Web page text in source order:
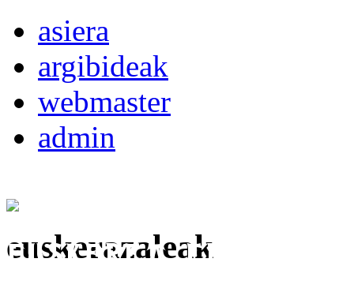
asiera
argibideak
webmaster
admin
Euskerea Erabilte
euskerazaleak